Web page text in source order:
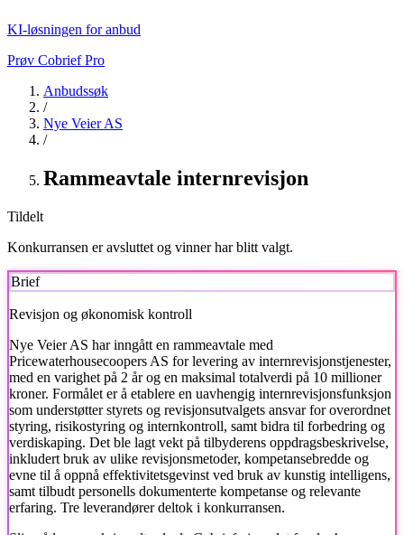
KI-løsningen for anbud
Prøv Cobrief Pro
Anbudssøk
/
Nye Veier AS
/
Rammeavtale internrevisjon
Tildelt
Konkurransen er avsluttet og vinner har blitt valgt.
Brief
Revisjon og økonomisk kontroll
Nye Veier AS har inngått en rammeavtale med
Pricewaterhousecoopers AS for levering av internrevisjonstjenester,
med en varighet på 2 år og en maksimal totalverdi på 10 millioner
kroner. Formålet er å etablere en uavhengig internrevisjonsfunksjon
som understøtter styrets og revisjonsutvalgets ansvar for overordnet
styring, risikostyring og internkontroll, samt bidra til forbedring og
verdiskaping. Det ble lagt vekt på tilbyderens oppdragsbeskrivelse,
inkludert bruk av ulike revisjonsmetoder, kompetansebredde og
evne til å oppnå effektivitetsgevinst ved bruk av kunstig intelligens,
samt tilbudt personells dokumenterte kompetanse og relevante
erfaring. Tre leverandører deltok i konkurransen.